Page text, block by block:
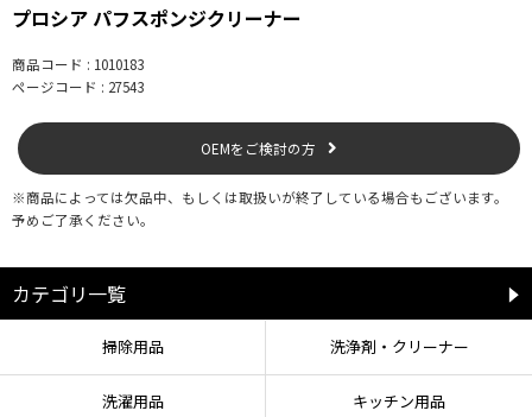
らして洗浄液を作る。
②コップの中にブラシを入れ、軽く振ったり、もみ洗いをする。
③水を入れ替えてすすぐ。それを3回繰り返す。
④ブラシの水分を指で軽く絞り、陰干しをする。
【使用上の注意】
●手荒れの気になる方や長時間使用の場合は、ゴム手袋を使用する。
●洗剤がこぼれた際は、よく水拭きをする。
で保管する。
●用途以外に使用しない。
プロシア パフスポンジクリーナー
商品コード : 1010183
ページコード : 27543
OEMをご検討の方
※商品によっては欠品中、もしくは取扱いが終了している場合もございます。
予めご了承ください。
カテゴリ一覧
掃除用品 洗浄剤・クリーナー
洗濯用品 キッチン用品